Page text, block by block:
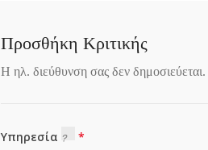
Προσθήκη Κριτικής
Η ηλ. διεύθυνση σας δεν δημοσιεύεται.
Υπηρεσία